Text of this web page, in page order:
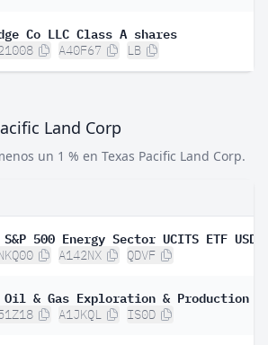
Co LLC Class A shares
A40F67 LB
Land Corp
un 1 % en Texas Pacific Land Corp.
A142NX QDVF
A1JKQL IS0D